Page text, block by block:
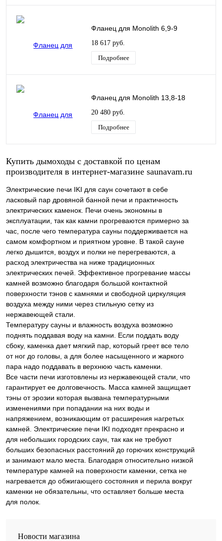
Фланец для Monolith 6,9-9
18 617 руб.
Подробнее
Фланец для Monolith 13,8-18
20 480 руб.
Подробнее
Купить дымоходы с доставкой по ценам
производителя в интернет-магазине saunavam.ru
Электрические печи IKI для саун сочетают в себе
ласковый пар дровяной банной печи и практичность
электрических каменок. Печи очень экономны в
эксплуатации, так как камни прогреваются примерно за
час, после чего температура сауны поддерживается на
самом комфортном и приятном уровне. В такой сауне
легко дышится, воздух и полки не перегреваются, а
расход электричества на ниже традиционных
электрических печей. Эффективное прогревание массы
камней возможно благодаря большой контактной
поверхности тэнов с камнями и свободной циркуляция
воздуха между ними через стильную сетку из
нержавеющей стали.
Температуру сауны и влажность воздуха возможно
поднять поддавая воду на камни. Если поддать воду
сбоку, каменка дает мягкий пар, который греет все тело
от ног до головы, а для более насыщенного и жаркого
пара надо поддавать в верхнюю часть каменки.
Все части печи изготовлены из нержавеющей стали, что
гарантирует ее долговечность. Масса камней защищает
тэны от эрозии которая вызвана температурными
изменениями при попадании на них воды и
напряжением, возникающим от расширения нагретых
камней. Электрические печи IKI подходят прекрасно и
для небольших городских саун, так как не требуют
больших безопасных расстояний до горючих конструкций
и занимают мало места. Благодаря относительно низкой
температуре камней на поверхности каменки, сетка не
нагревается до обжигающего состояния и перила вокруг
каменки не обязательны, что оставляет больше места
для полок.
Новости магазина